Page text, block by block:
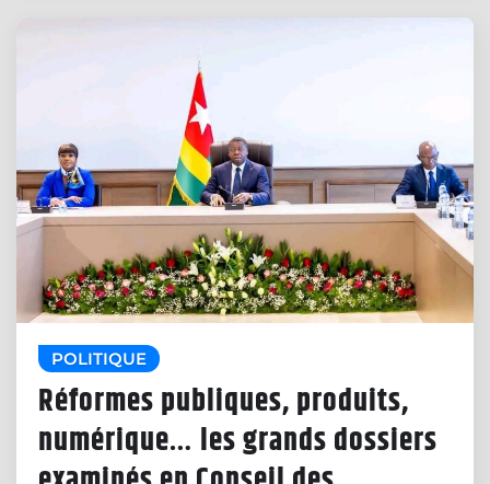
POLITIQUE
Réformes publiques, produits,
numérique… les grands dossiers